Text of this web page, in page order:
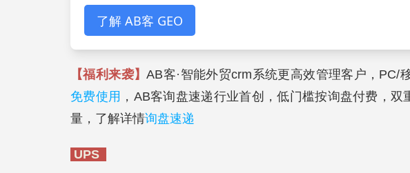
了解 AB客 GEO
【福利来袭】AB客·智能外贸crm系统更高效管理客户，PC/
免费使用 ，AB客询盘速递行业首创，低门槛按询盘付费，
量，了解详情询盘速递
UPS